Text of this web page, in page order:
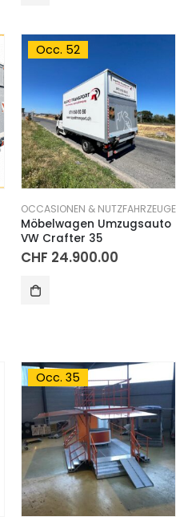
Occ. 52
OCCASIONEN & NUTZFAHRZEUGE
Möbelwagen Umzugsauto
VW Crafter 35
CHF 24.900.00
Occ. 35